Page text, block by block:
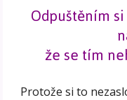
Odpuštěním
že se tím
Protože si to